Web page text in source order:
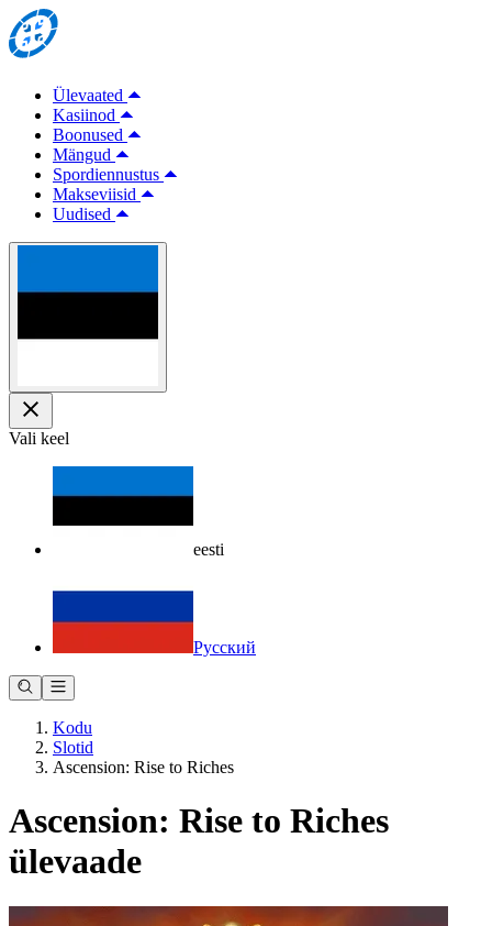
Ülevaated
Kasiinod
Boonused
Mängud
Spordiennustus
Makseviisid
Uudised
Vali keel
eesti
Русский
Kodu
Slotid
Ascension: Rise to Riches
Ascension: Rise to Riches
ülevaade